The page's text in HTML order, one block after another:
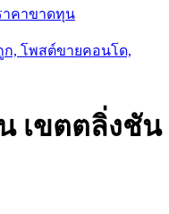
าคาขาดทุน
ก, โพสต์ขายคอนโด,
เขตตลิ่งชัน